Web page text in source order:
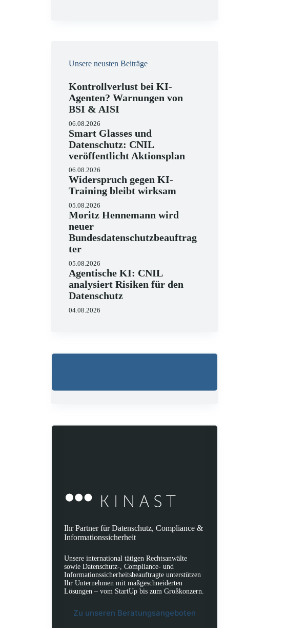
Unsere neusten Beiträge
Kontrollverlust bei KI-
Agenten? Warnungen von
BSI & AISI
06.08.2026
Smart Glasses und
Datenschutz: CNIL
veröffentlicht Aktionsplan
06.08.2026
Widerspruch gegen KI-
Training bleibt wirksam
05.08.2026
Moritz Hennemann wird
neuer
Bundesdatenschutzbeauftrag
ter
05.08.2026
Agentische KI: CNIL
analysiert Risiken für den
Datenschutz
04.08.2026
Ihr Partner für Datenschutz, Compliance &
Informationssicherheit
Unsere international tätigen Rechtsanwälte
sowie Datenschutz-, Compliance- und
Informationssicherheitsbeauftragte unterstützen
Ihr Unternehmen mit maßgeschneiderten
Lösungen – vom StartUp bis zum Großkonzern.
Zu unseren Beratungsangeboten